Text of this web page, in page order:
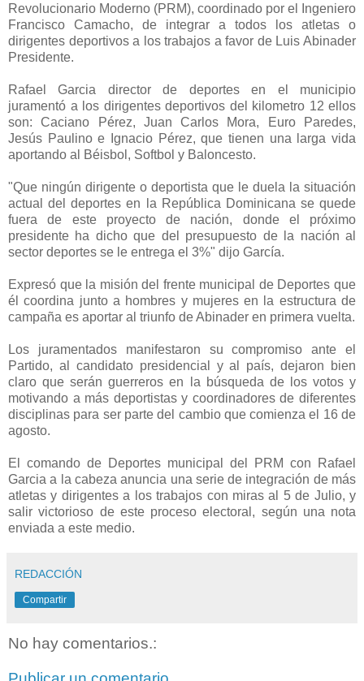
Revolucionario Moderno (PRM), coordinado por el Ingeniero
Francisco Camacho, de integrar a todos los atletas o
dirigentes deportivos a los trabajos a favor de Luis Abinader
Presidente.
Rafael Garcia director de deportes en el municipio
juramentó a los dirigentes deportivos del kilometro 12 ellos
son: Caciano Pérez, Juan Carlos Mora, Euro Paredes,
Jesús Paulino e Ignacio Pérez, que tienen una larga vida
aportando al Béisbol, Softbol y Baloncesto.
"Que ningún dirigente o deportista que le duela la situación
actual del deportes en la República Dominicana se quede
fuera de este proyecto de nación, donde el próximo
presidente ha dicho que del presupuesto de la nación al
sector deportes se le entrega el 3%" dijo García.
Expresó que la misión del frente municipal de Deportes que
él coordina junto a hombres y mujeres en la estructura de
campaña es aportar al triunfo de Abinader en primera vuelta.
Los juramentados manifestaron su compromiso ante el
Partido, al candidato presidencial y al país, dejaron bien
claro que serán guerreros en la búsqueda de los votos y
motivando a más deportistas y coordinadores de diferentes
disciplinas para ser parte del cambio que comienza el 16 de
agosto.
El comando de Deportes municipal del PRM con Rafael
Garcia a la cabeza anuncia una serie de integración de más
atletas y dirigentes a los trabajos con miras al 5 de Julio, y
salir victorioso de este proceso electoral, según una nota
enviada a este medio.
REDACCIÓN
Compartir
No hay comentarios.: